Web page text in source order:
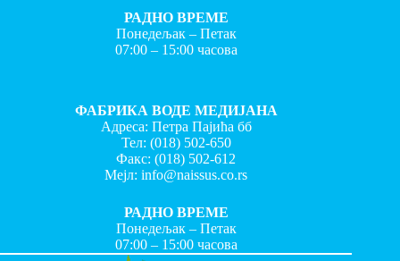
РАДНО ВРЕМЕ
Понедељак – Петак
07:00 – 15:00 часова
ФАБРИКА ВОДЕ МЕДИЈАНА
Адреса: Петра Пајића бб
Тел: (018) 502-650
Факс:(018) 502-612
Мејл:info@naissus.co.rs
РАДНО ВРЕМЕ
Понедељак – Петак
07:00 – 15:00 часова